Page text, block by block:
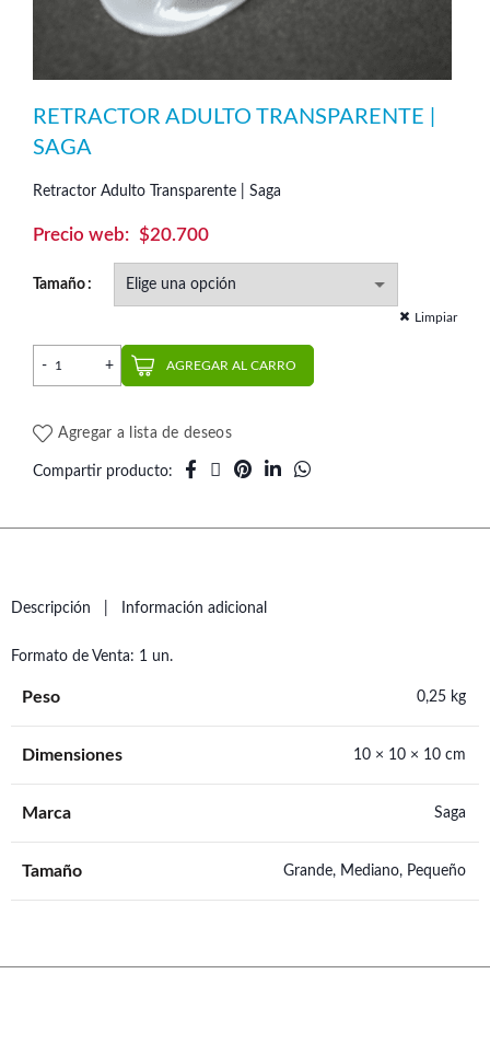
RETRACTOR ADULTO TRANSPARENTE |
SAGA
Retractor Adulto Transparente | Saga
$20.700
Tamaño
Limpiar
Retractor Adulto Transparente | Saga cantidad
AGREGAR AL CARRO
Agregar a lista de deseos
Compartir producto
Descripción Información adicional
Formato de Venta: 1 un.
Peso 0,25 kg
Dimensiones 10 × 10 × 10 cm
Marca Saga
Tamaño Grande, Mediano, Pequeño